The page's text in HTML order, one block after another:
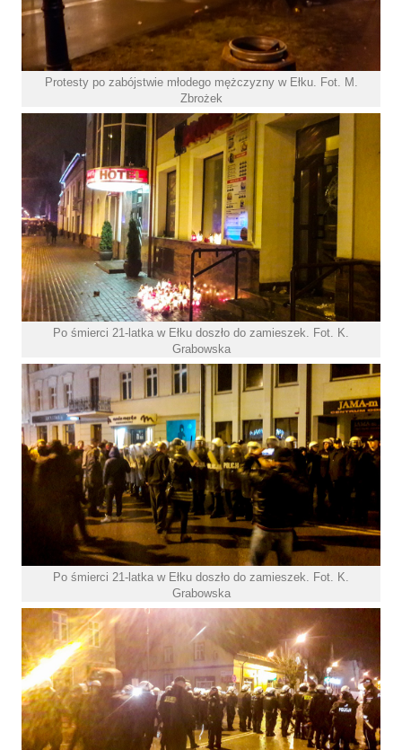
Protesty po zabójstwie młodego mężczyzny w Ełku. Fot. M.
Zbrożek
Po śmierci 21-latka w Ełku doszło do zamieszek. Fot. K.
Grabowska
Po śmierci 21-latka w Ełku doszło do zamieszek. Fot. K.
Grabowska